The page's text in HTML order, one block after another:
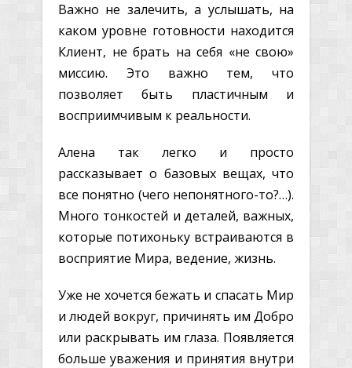
Важно не залечить, а услышать, на
каком уровне готовности находится
Клиент, не брать на себя «не свою»
миссию. Это важно тем, что
позволяет быть пластичным и
восприимчивым к реальности.
Алена так легко и просто
рассказывает о базовых вещах, что
все понятно (чего непонятного-то?…).
Много тонкостей и деталей, важных,
которые потихоньку встраиваются в
восприятие Мира, ведение, жизнь.
Уже не хочется бежать и спасать Мир
и людей вокруг, причинять им Добро
или раскрывать им глаза. Появляется
больше уважения и принятия внутри